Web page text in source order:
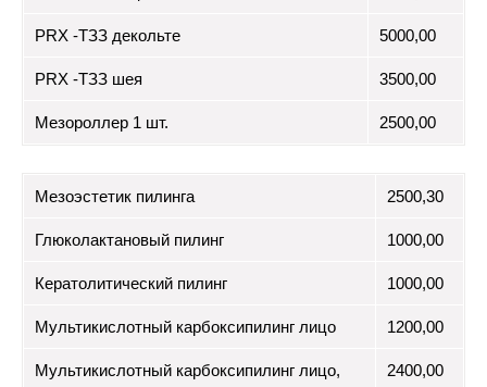
PRX -ТЗЗ декольте 5000,00
PRX -ТЗЗ шея 3500,00
Мезороллер 1 шт. 2500,00
Мезоэстетик пилинга 2500,30
Глюколактановый пилинг 1000,00
Кератолитический пилинг 1000,00
Мультикислотный карбоксипилинг лицо 1200,00
Мультикислотный карбоксипилинг лицо,
2400,00